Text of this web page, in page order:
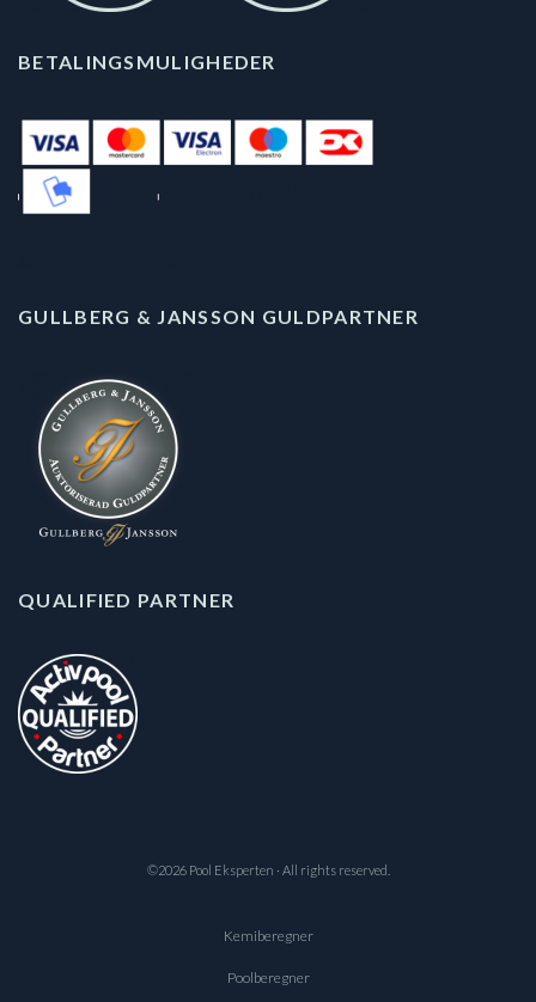
BETALINGSMULIGHEDER
GULLBERG & JANSSON GULDPARTNER
QUALIFIED PARTNER
©2026 Pool Eksperten · All rights reserved.
Kemiberegner
Poolberegner